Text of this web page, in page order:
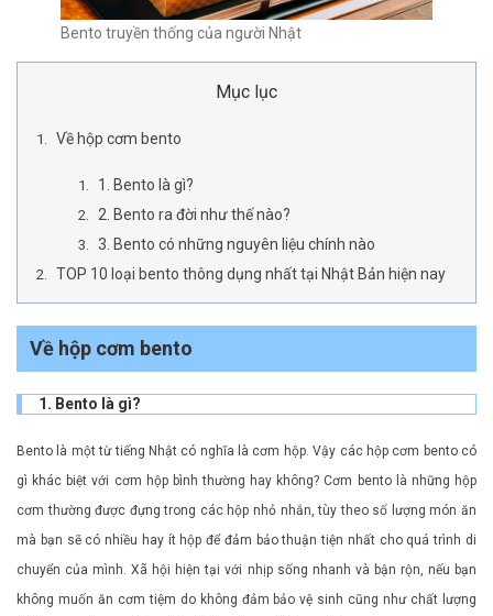
Bento truyền thống của người Nhật
Mục lục
Về hộp cơm bento
1. Bento là gì?
2. Bento ra đời như thế nào?
3. Bento có những nguyên liệu chính nào
TOP 10 loại bento thông dụng nhất tại Nhật Bản hiện nay
Về hộp cơm bento
1. Bento là gì?
Bento là một từ tiếng Nhật có nghĩa là cơm hộp. Vậy các hộp cơm bento có
gì khác biệt với cơm hộp bình thường hay không? Cơm bento là những hộp
cơm thường được đựng trong các hộp nhỏ nhắn, tùy theo số lượng món ăn
mà bạn sẽ có nhiều hay ít hộp để đảm bảo thuận tiện nhất cho quá trình di
chuyển của mình. Xã hội hiện tại với nhịp sống nhanh và bận rộn, nếu bạn
không muốn ăn cơm tiệm do không đảm bảo vệ sinh cũng như chất lượng